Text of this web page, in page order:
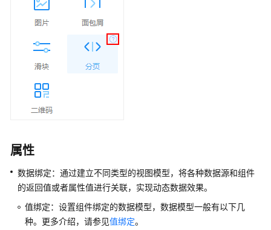
用
低
码
使
流
IAM
授
予
用
华
属性
数据绑定：通过建立不同类型的视图模型，将各种数据源和组件
的返回值或者属性值进行关联，实现动态数据效果。
值绑定：设置组件绑定的数据模型，数据模型一般有以下几
种。更多介绍，请参见值绑定。